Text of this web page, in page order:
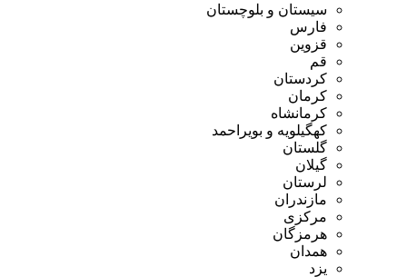
سیستان و بلوچستان
فارس
قزوین
قم
کردستان
کرمان
کرمانشاه
کهگیلویه و بویراحمد
گلستان
گیلان
لرستان
مازندران
مرکزی
هرمزگان
همدان
یزد